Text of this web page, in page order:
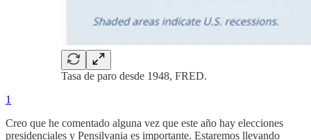
Tasa de paro desde 1948, FRED.
1
Creo que he comentado alguna vez que este año hay elecciones
presidenciales y Pensilvania es importante. Estaremos llevando